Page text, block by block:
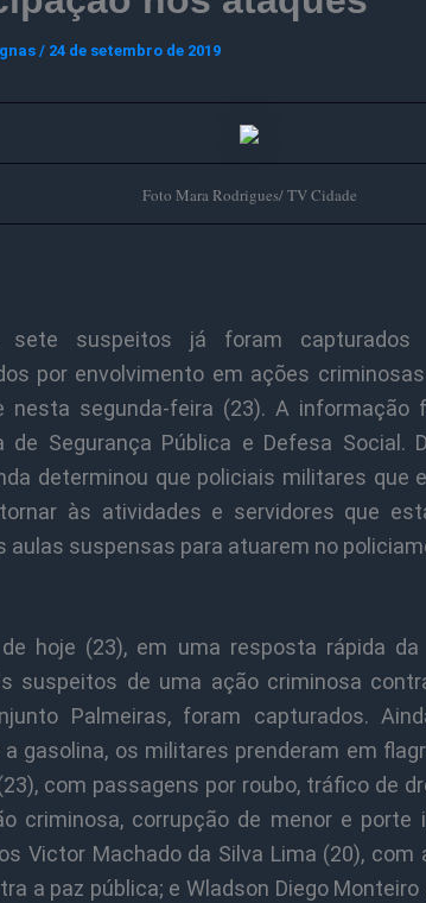
/ 24 de setembro de 2019
Foto Mara Rodrigues/ TV Cidade
sete suspeitos já foram capturados
por envolvimento em ações
nesta segunda-feira (23). A informação
de Segurança Pública e Defesa Social.
determinou que policiais militares que
às atividades e servidores que
aulas suspensas para atuarem no
hoje (23), em uma resposta rápida
suspeitos de uma ação criminosa
Palmeiras, foram capturados.
a gasolina, os militares prenderam em
com passagens por roubo, tráfico de
criminosa, corrupção de menor e porte
Victor Machado da Silva Lima (20),
a paz pública; e Wladson Diego Monteiro